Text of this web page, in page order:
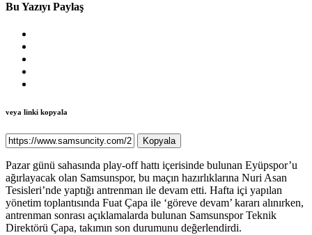
Bu Yazıyı Paylaş
veya linki kopyala
Kopyala
Pazar günü sahasında play-off hattı içerisinde bulunan Eyüpspor’u
ağırlayacak olan Samsunspor, bu maçın hazırlıklarına Nuri Asan
Tesisleri’nde yaptığı antrenman ile devam etti. Hafta içi yapılan
yönetim toplantısında Fuat Çapa ile ‘göreve devam’ kararı alınırken,
antrenman sonrası açıklamalarda bulunan Samsunspor Teknik
Direktörü Çapa, takımın son durumunu değerlendirdi.